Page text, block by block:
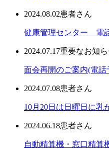
2024.08.02患者さん
健康管理センター 電
2024.07.17重要なお知
面会再開のご案内(電話
2024.07.08患者さん
10月20日は日曜日に乳
2024.06.18患者さん
自動精算機・窓口精